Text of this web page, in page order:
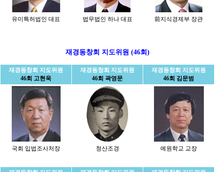
유미특허법인 대표 법무법인 하나 대표 前지식경제부 장관
재경동창회 지도위원 (46회)
재경동창회 지도위원
46회 고현욱
재경동창회 지도위원
46회 곽영문
재경동창회 지도위원
46회 김문범
국회 입법조사처장 청산조경 예원학교 교장